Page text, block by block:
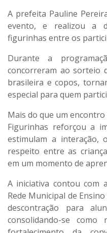
A prefeita Pauline
evento, e realizou a
figurinhas entre os
Durante a
concorreram ao sorteio
brasileira e copos,
especial para quem
Mais do que um
Figurinhas reforçou a
estimulam a interação,
respeito entre as
em um momento de
A iniciativa contou com
Rede Municipal de
descontração para
consolidando-se